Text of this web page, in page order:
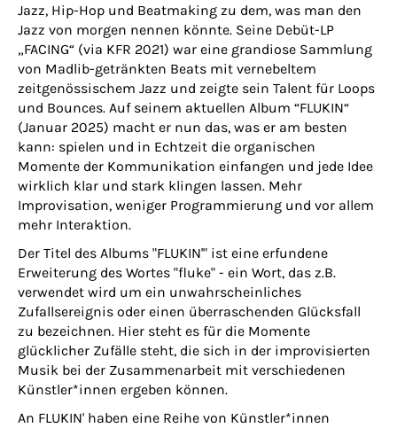
Jazz, Hip-Hop und Beatmaking zu dem, was man den
Jazz von morgen nennen könnte. Seine Debüt-LP
„FACING“ (via KFR 2021) war eine grandiose Sammlung
von Madlib-getränkten Beats mit vernebeltem
zeitgenössischem Jazz und zeigte sein Talent für Loops
und Bounces. Auf seinem aktuellen Album “FLUKIN“
(Januar 2025) macht er nun das, was er am besten
kann: spielen und in Echtzeit die organischen
Momente der Kommunikation einfangen und jede Idee
wirklich klar und stark klingen lassen. Mehr
Improvisation, weniger Programmierung und vor allem
mehr Interaktion.
Der Titel des Albums "FLUKIN'" ist eine erfundene
Erweiterung des Wortes "fluke" - ein Wort, das z.B.
verwendet wird um ein unwahrscheinliches
Zufallsereignis oder einen überraschenden Glücksfall
zu bezeichnen. Hier steht es für die Momente
glücklicher Zufälle steht, die sich in der improvisierten
Musik bei der Zusammenarbeit mit verschiedenen
Künstler*innen ergeben können.
An FLUKIN' haben eine Reihe von Künstler*innen